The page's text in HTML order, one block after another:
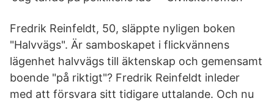
Fredrik Reinfeldt, 50, släppte nyligen boken
"Halvvägs". Är samboskapet i flickvännens
lägenhet halvvägs till äktenskap och gemensamt
boende "på riktigt"? Fredrik Reinfeldt inleder
med att försvara sitt tidigare uttalande. Och nu